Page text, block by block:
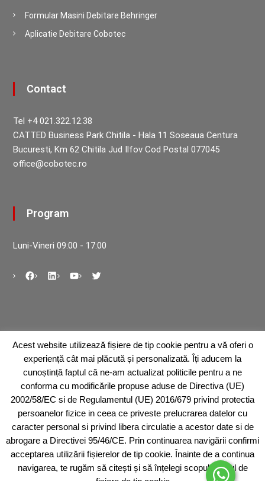
Formular Masini Debitare Behringer
Aplicatie Debitare Cobotec
Contact
Tel +4 021.322.12.38
CATTED Business Park Chitila - Hala 11 Soseaua Centura
Bucuresti, Km 62 Chitila Jud Ilfov Cod Postal 077045
office@cobotec.ro
Program
Luni-Vineri 09:00 - 17:00
Abonare la newsletter
Acest website utilizează fișiere de tip cookie pentru a vă oferi o
experiență cât mai plăcută și personalizată. Îți aducem la
cunoștință faptul că ne-am actualizat politicile pentru a ne
conforma cu modificările propuse aduse de Directiva (UE)
2002/58/EC si de Regulamentul (UE) 2016/679 privind protectia
persoanelor fizice in ceea ce priveste prelucrarea datelor cu
caracter personal si privind libera circulatie a acestor date si de
abrogare a Directivei 95/46/CE. Prin continuarea navigării confirmi
acceptarea utilizării fișierelor de tip cookie. Înainte de a continua
navigarea, te rugăm să citești și să înțelegi scopul și tipul de